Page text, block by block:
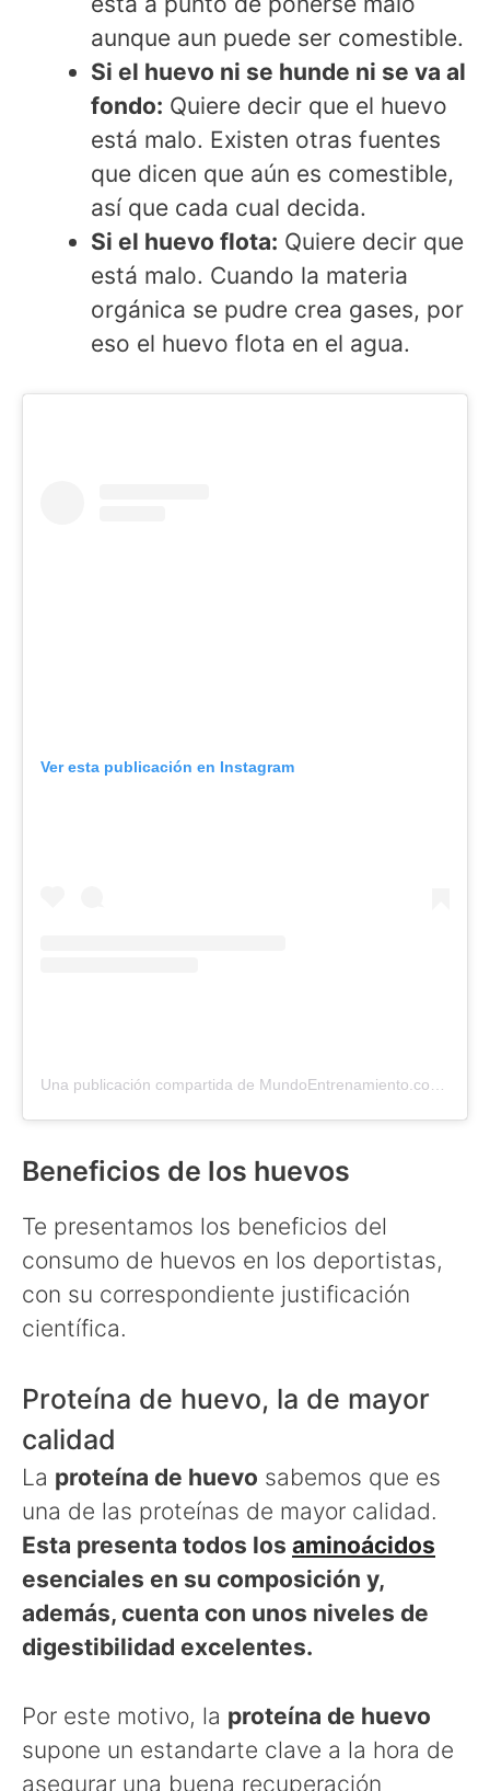
aunque aun puede ser comestible.
Si el huevo ni se hunde ni se va al
fondo: Quiere decir que el huevo
está malo. Existen otras fuentes
que dicen que aún es comestible,
así que cada cual decida.
Si el huevo flota: Quiere decir que
está malo. Cuando la materia
orgánica se pudre crea gases, por
eso el huevo flota en el agua.
Ver esta publicación en Instagram
Una publicación compartida de MundoEntrenamiento.com (@mundo_entrenamiento)
Beneficios de los huevos
Te presentamos los beneficios del
consumo de huevos en los deportistas,
con su correspondiente justificación
científica.
Proteína de huevo, la de mayor
calidad
La proteína de huevo sabemos que es
una de las proteínas de mayor calidad.
Esta presenta todos los aminoácidos
esenciales en su composición y,
además, cuenta con unos niveles de
digestibilidad excelentes.
Por este motivo, la proteína de huevo
supone un estandarte clave a la hora de
asegurar una buena recuperación